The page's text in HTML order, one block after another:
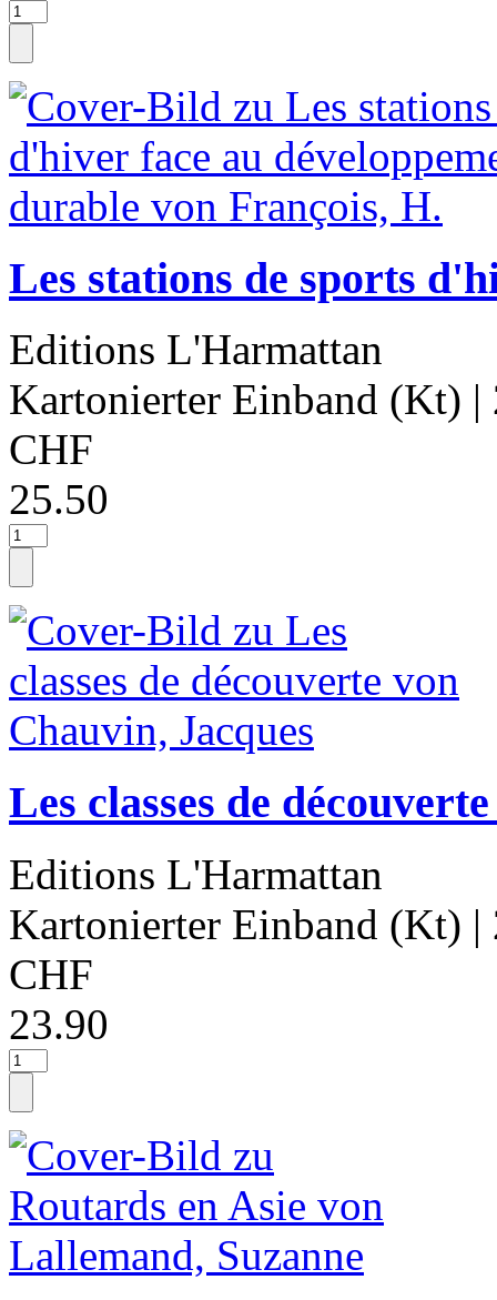
Les stations de sports
Editions L'Harmattan
Kartonierter Einband (Kt) |
CHF
25.50
Les classes de
Editions L'Harmattan
Kartonierter Einband (Kt) |
CHF
23.90